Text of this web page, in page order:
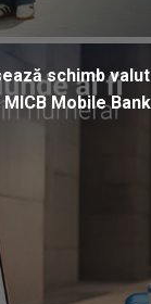
schimb
Mobile